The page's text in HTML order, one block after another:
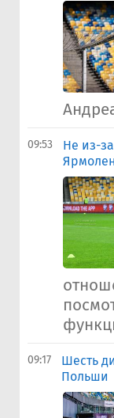
09:53
Не из-
09:17
Шесть
Польши